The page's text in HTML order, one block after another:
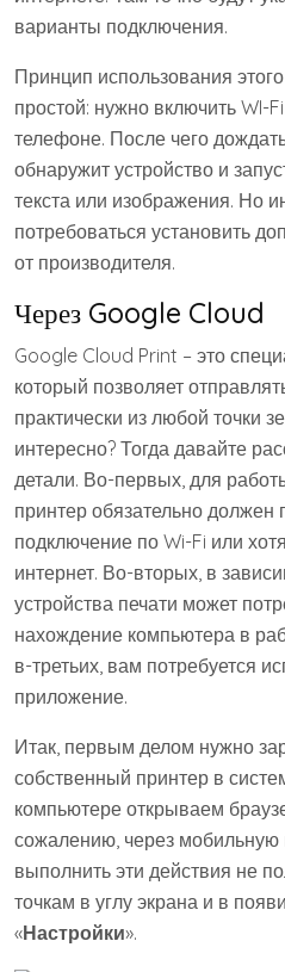
варианты подключения.
Принцип использования
простой: нужно включить WI-
телефоне. После чего
обнаружит устройство и
текста или изображения. Но
потребоваться установить
от производителя.
Через Google Cloud
Google Cloud Print – это
который позволяет
практически из любой точки
интересно? Тогда давайте
детали. Во-первых, для
принтер обязательно должен
подключение по Wi-Fi или
интернет. Во-вторых, в
устройства печати может
нахождение компьютера в
в-третьих, вам потребуется
приложение.
Итак, первым делом нужно
собственный принтер в
компьютере открываем
сожалению, через
выполнить эти действия не
точкам в углу экрана и в
«Настройки».